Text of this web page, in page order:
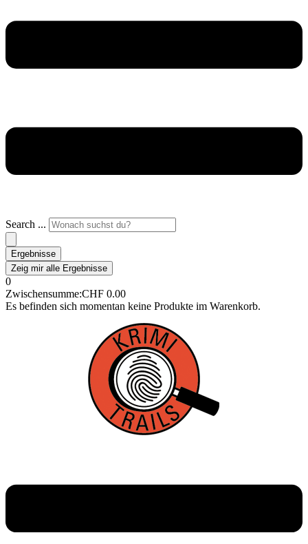
Search ...
Ergebnisse
Zeig mir alle Ergebnisse
0
Zwischensumme:CHF 0.00
Es befinden sich momentan keine Produkte im Warenkorb.